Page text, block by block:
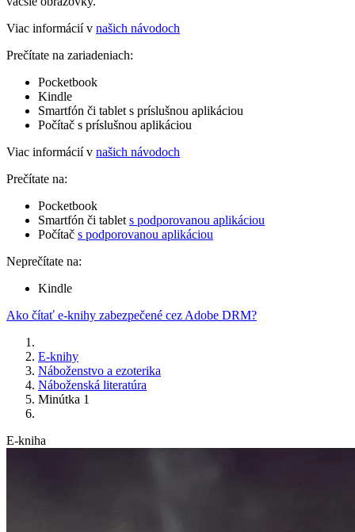
Viac informácií v našich návodoch
Prečítate na zariadeniach:
Pocketbook
Kindle
Smartfón či tablet s príslušnou aplikáciou
Počítač s príslušnou aplikáciou
Viac informácií v našich návodoch
Prečítate na:
Pocketbook
Smartfón či tablet s podporovanou aplikáciou
Počítač s podporovanou aplikáciou
Neprečítate na:
Kindle
Ako čítať e-knihy zabezpečené cez Adobe DRM?
E-knihy
Náboženstvo a ezoterika
Náboženská literatúra
Minútka 1
E-kniha